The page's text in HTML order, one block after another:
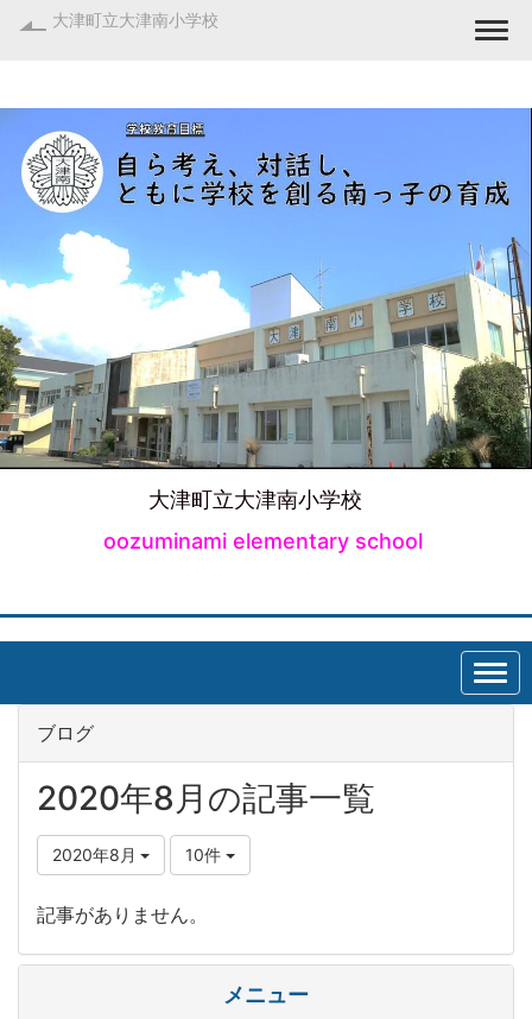
大津町立大津南小学校
大津町立大津南小学校
oozuminami elementary school
ブログ
2020年8月の記事一覧
2020年8月 10件
記事がありません。
メニュー